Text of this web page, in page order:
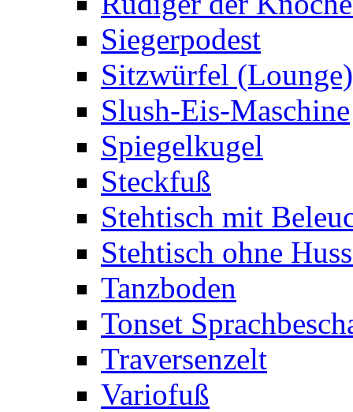
Siegerpodest
Sitzwürfel (Lounge)
Slush-Eis-Maschine
Spiegelkugel
Steckfuß
Stehtisch mit
Stehtisch ohne
Tanzboden
Tonset
Traversenzelt
Variofuß